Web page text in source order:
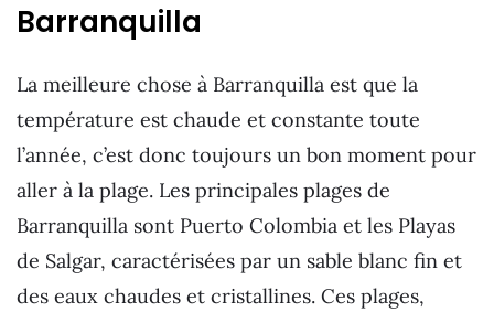
Barranquilla
La meilleure chose à Barranquilla est que la
température est chaude et constante toute
l’année, c’est donc toujours un bon moment pour
aller à la plage. Les principales plages de
Barranquilla sont Puerto Colombia et les Playas
de Salgar, caractérisées par un sable blanc fin et
des eaux chaudes et cristallines. Ces plages,